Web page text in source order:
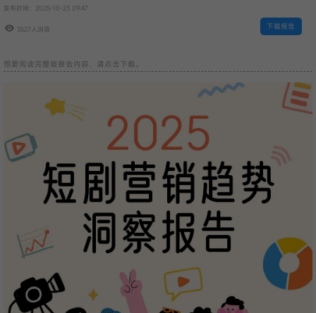
发布时间：2025-10-23 09:47
3527人浏览 下载报告
想要阅读完整版报告内容，请点击下载。